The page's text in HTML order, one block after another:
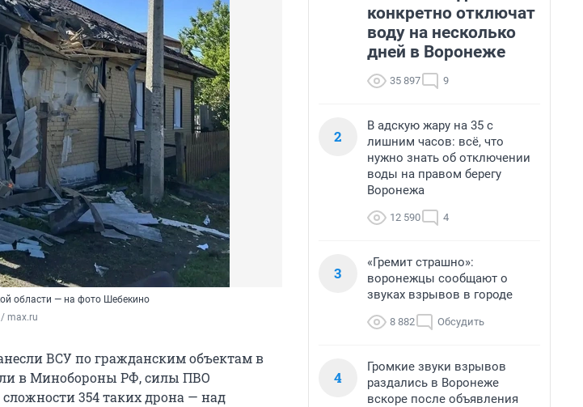
области — на фото Шебекино
max.ru
ВСУ по гражданским объектам в
в Минобороны РФ, силы ПВО
354 таких дрона — над
конкретно отключат
воду на несколько
дней в Воронеже
35 897 9
2
В адскую жару на 35 с
лишним часов: всё, что
нужно знать об отключении
воды на правом берегу
Воронежа
12 590 4
3
«Гремит страшно»:
воронежцы сообщают о
звуках взрывов в городе
8 882 Обсудить
4
Громкие звуки взрывов
раздались в Воронеже
вскоре после объявления